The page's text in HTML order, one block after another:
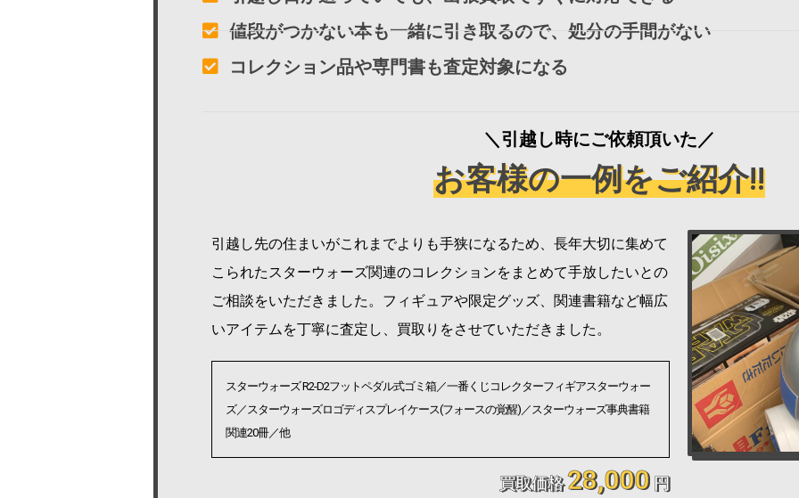
値段がつかない本も一緒に引き取るので、処分の手間がない
コレクション品や専門書も査定対象になる
＼引越し時にご依頼頂いた／
お客様の一例をご紹介!!
引越し先の住まいがこれまでよりも手狭になるため、長年大切に集めて
こられたスターウォーズ関連のコレクションをまとめて手放したいとの
ご相談をいただきました。フィギュアや限定グッズ、関連書籍など幅広
いアイテムを丁寧に査定し、買取りをさせていただきました。
スターウォーズ R2-D2フットペダル式ゴミ箱／一番くじコレクターフィギアスターウォー
ズ／スターウォーズロゴディスプレイケース(フォースの覚醒)／スターウォーズ事典書籍
関連20冊／他
買取価格28,000 円